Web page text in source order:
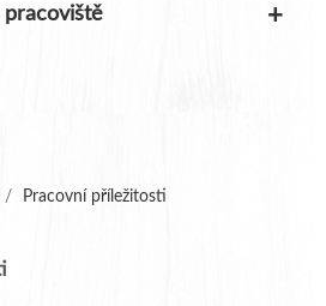
pracoviště +
Pracovní příležitosti